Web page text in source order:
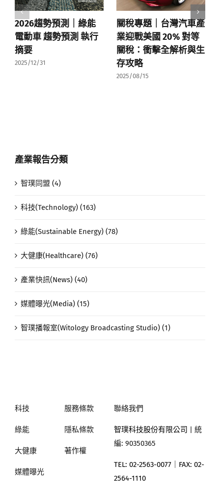
2026趨勢預測｜綠能
電動車 趨勢預測 執行
摘要
2025/12/31
關稅專題｜台灣汽車產
業迎戰美國 20% 對等
關稅：衝擊全解析與生
存攻略
2025/08/15
產業報告分類
智璞同盟 (4)
科技(Technology) (163)
綠能(Sustainable Energy) (78)
大健康(Healthcare) (76)
產業快訊(News) (40)
媒體曝光(Media) (15)
智璞播報室(Witology Broadcasting Studio) (1)
科技
綠能
大健康
媒體曝光
服務條款
隱私條款
著作權
聯絡我們
智璞科技股份有限公司 | 統
編: 90350365
TEL: 02-2563-0077｜ FAX: 02-
2564-1110